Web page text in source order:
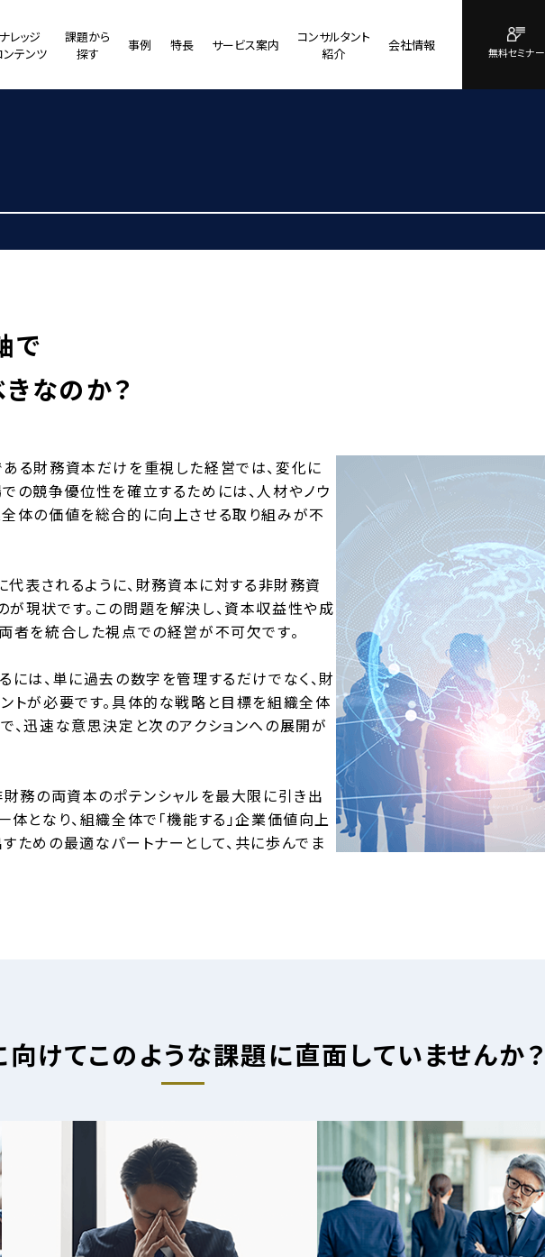
ナレッジ
ンテンツ
課題から
探す
事例 特長 サービス案内
コンサルタント
紹介
会社情報 無料セミナー
で
なのか？
る財務資本だけを重視した経営では、変化に
の競争優位性を確立するためには、人材やノウ
体の価値を総合的に向上させる取り組みが不
表されるように、財務資本に対する非財務資
現状です。この問題を解決し、資本収益性や成
者を統合した視点での経営が不可欠です。
は、単に過去の数字を管理するだけでなく、財
トが必要です。具体的な戦略と目標を組織全体
、迅速な意思決定と次のアクションへの展開が
財務の両資本のポテンシャルを最大限に引き出
となり、組織全体で「機能する」企業価値向上
ための最適なパートナーとして、共に歩んでま
けてこのような課題に直面していませんか？